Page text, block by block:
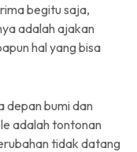
begitu saja,
adalah ajakan
hal yang bisa
depan bumi dan
adalah tontonan
tidak datang